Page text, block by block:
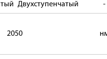
Двухступенчатый -
2050